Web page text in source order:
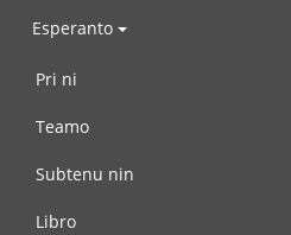
Esperanto
Pri ni
Teamo
Subtenu nin
Libro